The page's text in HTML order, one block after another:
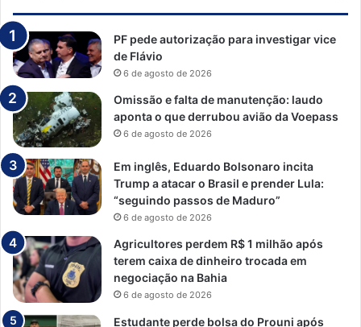
PF pede autorização para investigar vice
de Flávio
6 de agosto de 2026
Omissão e falta de manutenção: laudo
aponta o que derrubou avião da Voepass
6 de agosto de 2026
Em inglês, Eduardo Bolsonaro incita
Trump a atacar o Brasil e prender Lula:
“seguindo passos de Maduro”
6 de agosto de 2026
Agricultores perdem R$ 1 milhão após
terem caixa de dinheiro trocada em
negociação na Bahia
6 de agosto de 2026
Estudante perde bolsa do Prouni após